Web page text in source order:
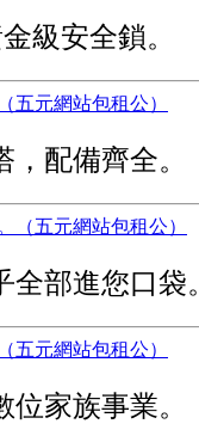
級安全鎖。
配備齊全。
部進您口袋。
家族事業。